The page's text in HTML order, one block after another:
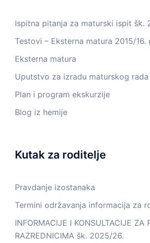
Ispitna pitanja za maturski ispit šk.
Testovi – Eksterna matura 2015/16.
Eksterna matura
Uputstvo za izradu maturskog rada
Plan i program ekskurzije
Blog iz hemije
Kutak za roditelje
Pravdanje izostanaka
Termini održavanja informacija za
INFORMACIJE I KONSULTACIJE ZA
RAZREDNICIMA šk. 2025/26.